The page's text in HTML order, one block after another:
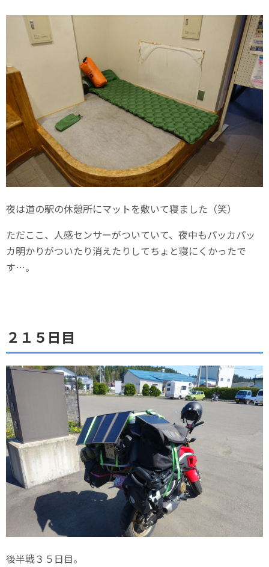
夜は道の駅の休憩所にマットを敷いて寝ました（笑）
ただここ、人感センサーがついていて、夜中もパッカパッ
カ明かりがついたり消えたりしてちょと寝にくかったで
す…。
２１５日目
後半戦３５日目。